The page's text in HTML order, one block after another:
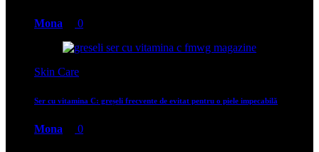
Mona 0
Skin Care
Ser cu vitamina C: greșeli frecvente de evitat pentru o piele impecabilă
Mona 0